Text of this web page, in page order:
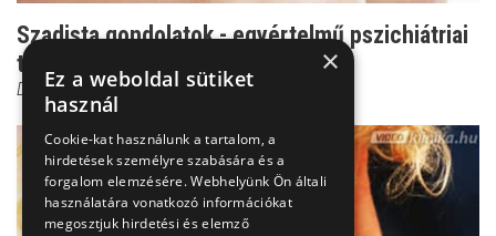
Szadista gondolatok - egyértelmű pszichiátriai
tünet
Dr. Ormay István
×
Ez a weboldal sütiket
használ
Cookie-kat használunk a tartalom, a
hirdetések személyre szabására és a
forgalom elemzésére. Webhelyünk Ön általi
használatára vonatkozó információkat
megosztjuk hirdetési és elemző